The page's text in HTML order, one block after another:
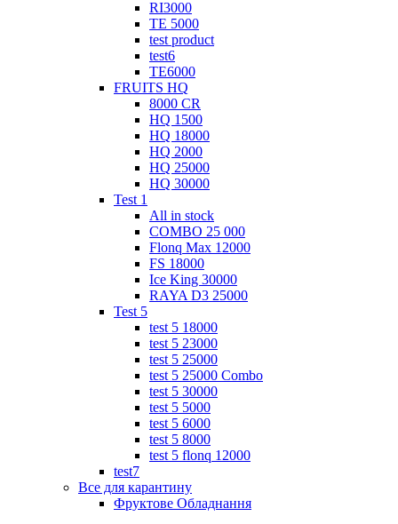
RI3000
TE 5000
test product
test6
ТЕ6000
FRUITS HQ
8000 CR
HQ 1500
HQ 18000
HQ 2000
HQ 25000
HQ 30000
Test 1
All in stock
COMBO 25 000
Flonq Max 12000
FS 18000
Ice King 30000
RAYA D3 25000
Test 5
test 5 18000
test 5 23000
test 5 25000
test 5 25000 Combo
test 5 30000
test 5 5000
test 5 6000
test 5 8000
test 5 flonq 12000
test7
Все для карантину
Фруктове Обладнання